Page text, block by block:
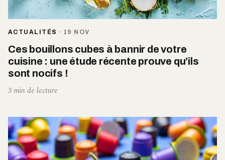
ACTUALITÉS · 19 NOV
Ces bouillons cubes à bannir de votre
cuisine : une étude récente prouve qu’ils
sont nocifs !
3 min de lecture